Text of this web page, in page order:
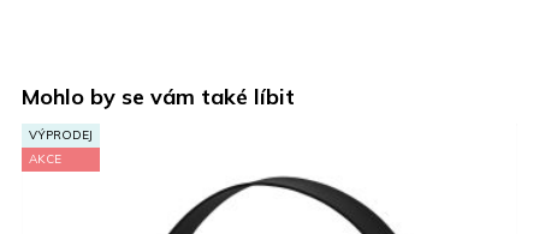
Mohlo by se vám také líbit
NOVINKA
AKCE